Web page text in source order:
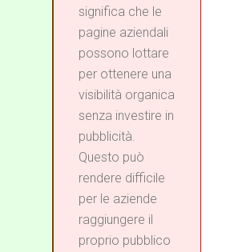
significa che le
pagine aziendali
possono lottare
per ottenere una
visibilità organica
senza investire in
pubblicità.
Questo può
rendere difficile
per le aziende
raggiungere il
proprio pubblico